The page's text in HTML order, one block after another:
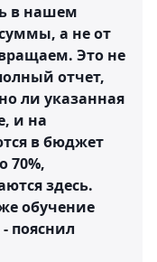
в нашем
суммы, а не от
Это не
отчет,
ли указанная
и на
в бюджет
70%,
здесь.
обучение
пояснил